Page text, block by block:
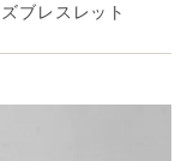
ブレスレット